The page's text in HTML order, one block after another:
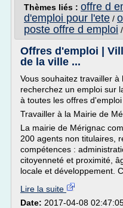
Thèmes liés : offre d
d'emploi pour l'ete /
poste offre d emploi /
Offres d'emploi |
de la ville ...
Vous souhaitez travailler
recherchez un emploi sur
à toutes les offres
Travailler à la Mairie de
La mairie de Mérignac
200 agents non titulaires,
compétences :
citoyenneté et proximité,
locale et développement.
Lire la suite
Date: 2017-04-08